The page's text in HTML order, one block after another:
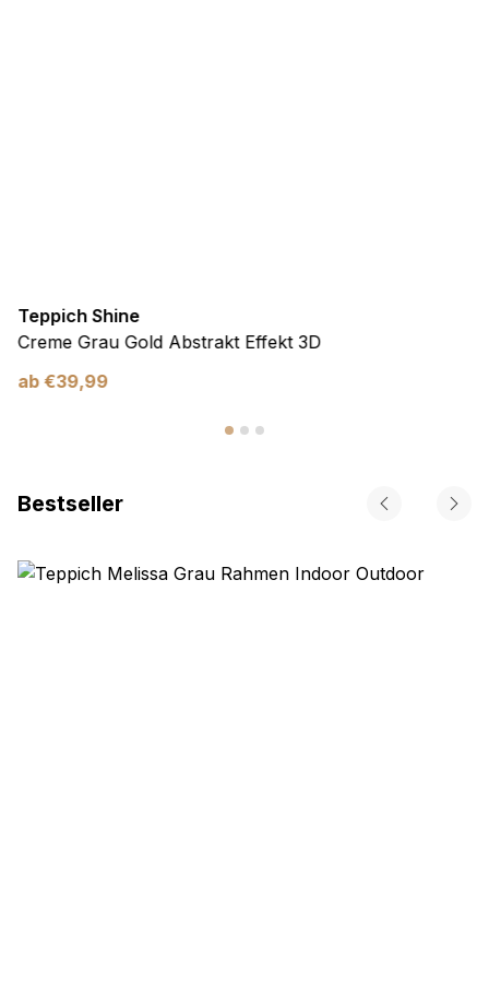
Teppich Shine
Creme Grau Gold Abstrakt Effekt 3D
ab €39,99
Bestseller